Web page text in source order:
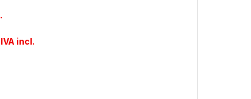
IVA incl.